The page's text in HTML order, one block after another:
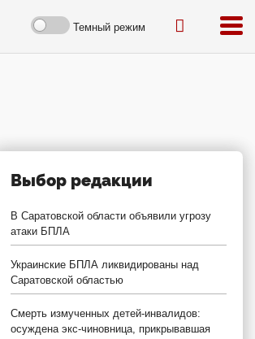
Темный режим
Выбор редакции
В Саратовской области объявили угрозу
атаки БПЛА
Украинские БПЛА ликвидированы над
Саратовской областью
Смерть измученных детей-инвалидов:
осуждена экс-чиновница, прикрывавшая